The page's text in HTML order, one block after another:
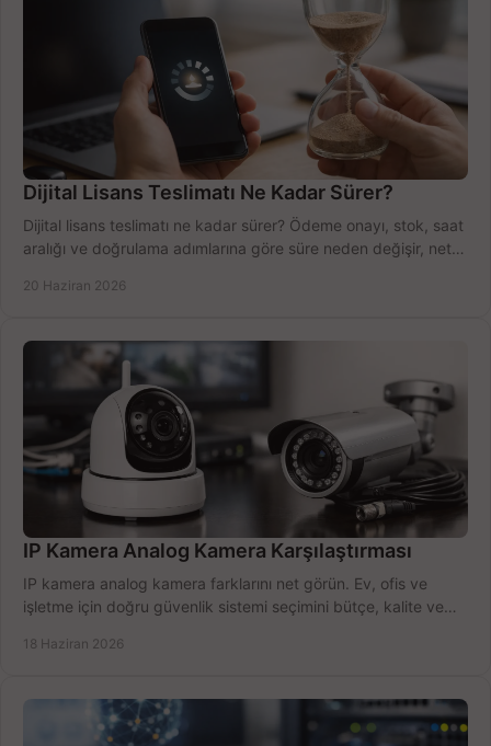
Dijital Lisans Teslimatı Ne Kadar Sürer?
Dijital lisans teslimatı ne kadar sürer? Ödeme onayı, stok, saat
aralığı ve doğrulama adımlarına göre süre neden değişir, net
20 Haziran 2026
IP Kamera Analog Kamera Karşılaştırması
IP kamera analog kamera farklarını net görün. Ev, ofis ve
işletme için doğru güvenlik sistemi seçimini bütçe, kalite ve
18 Haziran 2026